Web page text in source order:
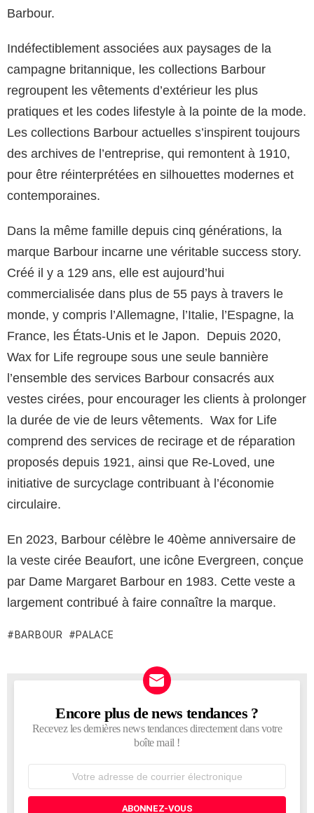
Barbour.
Indéfectiblement associées aux paysages de la
campagne britannique, les collections Barbour
regroupent les vêtements d’extérieur les plus
pratiques et les codes lifestyle à la pointe de la mode.
Les collections Barbour actuelles s’inspirent toujours
des archives de l’entreprise, qui remontent à 1910,
pour être réinterprétées en silhouettes modernes et
contemporaines.
Dans la même famille depuis cinq générations, la
marque Barbour incarne une véritable success story.
Créé il y a 129 ans, elle est aujourd’hui
commercialisée dans plus de 55 pays à travers le
monde, y compris l’Allemagne, l’Italie, l’Espagne, la
France, les États-Unis et le Japon. Depuis 2020,
Wax for Life regroupe sous une seule bannière
l’ensemble des services Barbour consacrés aux
vestes cirées, pour encourager les clients à prolonger
la durée de vie de leurs vêtements. Wax for Life
comprend des services de recirage et de réparation
proposés depuis 1921, ainsi que Re-Loved, une
initiative de surcyclage contribuant à l’économie
circulaire.
En 2023, Barbour célèbre le 40ème anniversaire de
la veste cirée Beaufort, une icône Evergreen, conçue
par Dame Margaret Barbour en 1983. Cette veste a
largement contribué à faire connaître la marque.
BARBOUR PALACE
NEWSLETTER
Encore plus de news tendances ?
Recevez les dernières news tendances directement dans votre
boîte mail !
courrier